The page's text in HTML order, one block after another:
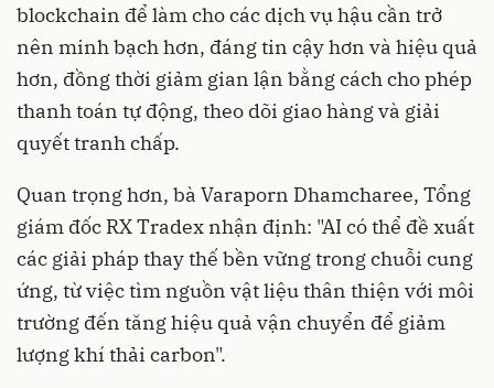
blockchain để làm cho các dịch vụ hậu cần trở
nên minh bạch hơn, đáng tin cậy hơn và hiệu quả
hơn, đồng thời giảm gian lận bằng cách cho phép
thanh toán tự động, theo dõi giao hàng và giải
quyết tranh chấp.
Quan trọng hơn, bà Varaporn Dhamcharee, Tổng
giám đốc RX Tradex nhận định: "AI có thể đề xuất
các giải pháp thay thế bền vững trong chuỗi cung
ứng, từ việc tìm nguồn vật liệu thân thiện với môi
trường đến tăng hiệu quả vận chuyển để giảm
lượng khí thải carbon".